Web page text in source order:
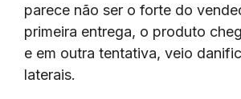
parece não ser o forte do
primeira entrega, o produto
e em outra tentativa, veio
laterais.